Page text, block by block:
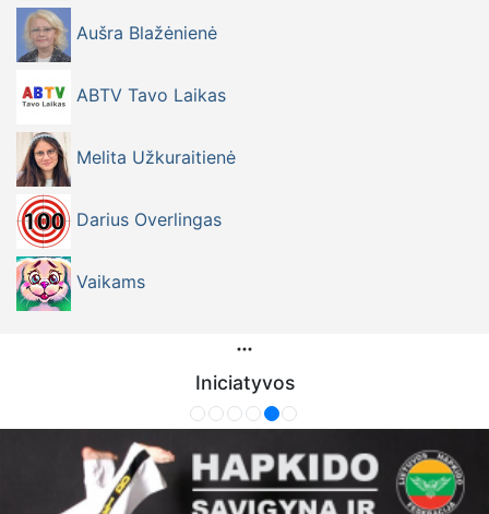
Aušra Blažėnienė
ABTV Tavo Laikas
Melita Užkuraitienė
Darius Overlingas
Vaikams
Iniciatyvos